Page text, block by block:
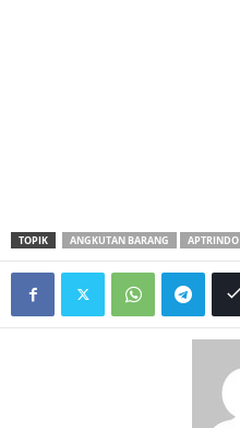
TOPIK ANGKUTAN BARANG APTRINDO